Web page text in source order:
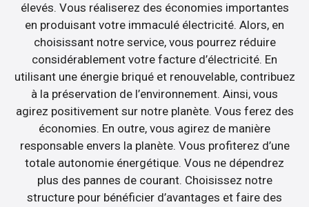
élevés. Vous réaliserez des économies importantes
en produisant votre immaculé électricité. Alors, en
choisissant notre service, vous pourrez réduire
considérablement votre facture d’électricité. En
utilisant une énergie briqué et renouvelable, contribuez
à la préservation de l’environnement. Ainsi, vous
agirez positivement sur notre planète. Vous ferez des
économies. En outre, vous agirez de manière
responsable envers la planète. Vous profiterez d’une
totale autonomie énergétique. Vous ne dépendrez
plus des pannes de courant. Choisissez notre
structure pour bénéficier d’avantages et faire des